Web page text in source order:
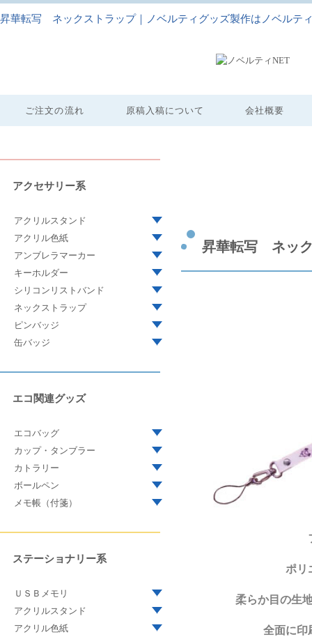
昇華転写 ネックストラップ｜ノベルティグッズ製作はノベルテ
ご注文の流れ 原稿入稿について 会社概要
昇華転写 ネッ
ポリ
柔らか目の生
全面に印
アクセサリー系
アクリルスタンド
アクリル色紙
アンブレラマーカー
キーホルダー
シリコンリストバンド
ネックストラップ
ピンバッジ
缶バッジ
エコ関連グッズ
エコバッグ
カップ・タンブラー
カトラリー
ボールペン
メモ帳（付箋）
ステーショナリー系
ＵＳＢメモリ
アクリルスタンド
アクリル色紙